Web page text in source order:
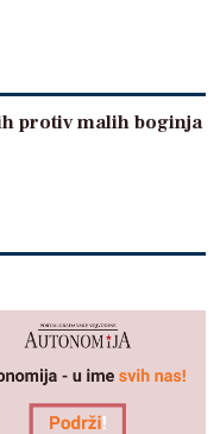
protiv malih boginja